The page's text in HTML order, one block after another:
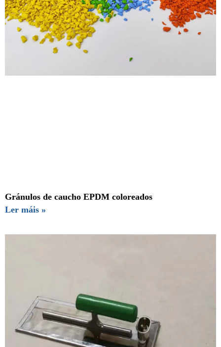
Gránulos de caucho EPDM coloreados
Ler máis »